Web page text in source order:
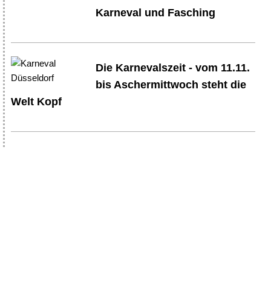
Karneval und Fasching
Die Karnevalszeit - vom 11.11.
bis Aschermittwoch steht die
Welt Kopf